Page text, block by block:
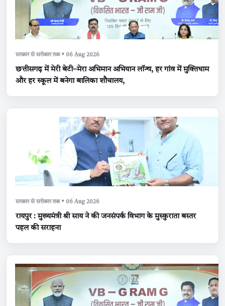
सरकार से सरोकार तक • 06 Aug 2026
छत्तीसगढ़ में मेरी बेटी–मेरा अभिमान अभियान लॉन्च, हर गांव में मुक्तिधाम
और हर स्कूल में बनेगा बालिका शौचालय,
सरकार से सरोकार तक • 06 Aug 2026
रायपुर : मुख्यमंत्री श्री साय ने की जनसंपर्क विभाग के मुस्कुराता बस्तर
पहल की सराहना